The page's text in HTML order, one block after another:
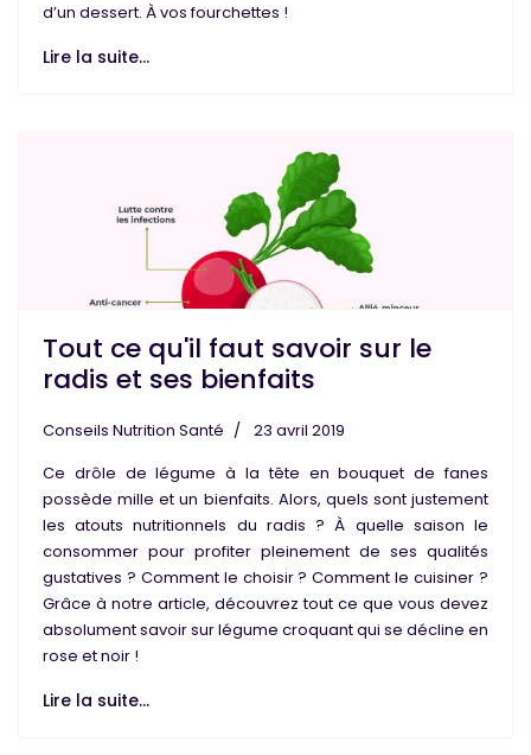
d’un dessert. À vos fourchettes !
Lire la suite...
Tout ce qu'il faut savoir sur le
radis et ses bienfaits
Conseils Nutrition Santé
23 avril 2019
Ce drôle delégume à la tête en bouquet defanes
possède mille et un bienfaits. Alors, quels sont justement
lesatouts nutritionnels du radis ? À quelle saison le
consommer pour profiter pleinement de ses qualités
gustatives ? Comment le choisir ? Comment le cuisiner ?
Grâce à notre article, découvrez tout ce que vous devez
absolument savoir sur légume croquant qui se décline en
rose et noir !
Lire la suite...